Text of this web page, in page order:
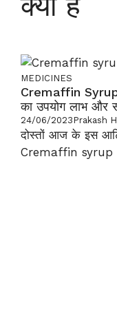
MEDICINES
Cremaffin
का उपयोग लाभ और
24/06/2023Prakash
दोस्तों आज के इस
Cremaffin syrup